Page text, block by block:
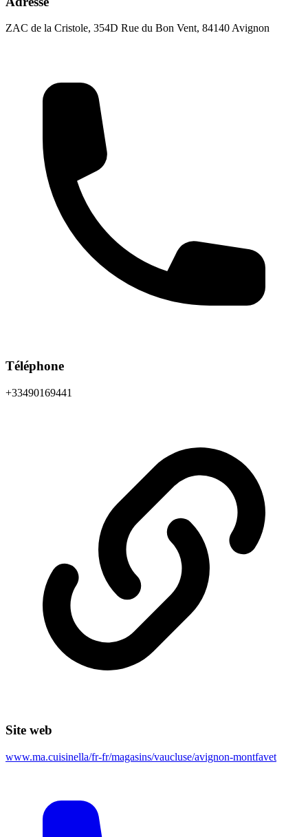
ZAC de la Cristole, 354D Rue du Bon Vent, 84140 Avignon
Téléphone
+33490169441
Site web
www.ma.cuisinella/fr-fr/magasins/vaucluse/avignon-montfavet